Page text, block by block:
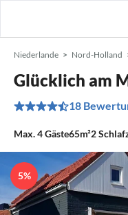
Niederlande Nord-Holland
Glücklich am
18
Max.4Gäste65m²2
5%